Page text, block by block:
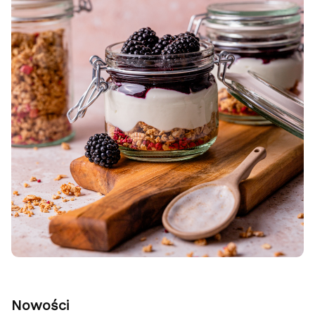
Nowości